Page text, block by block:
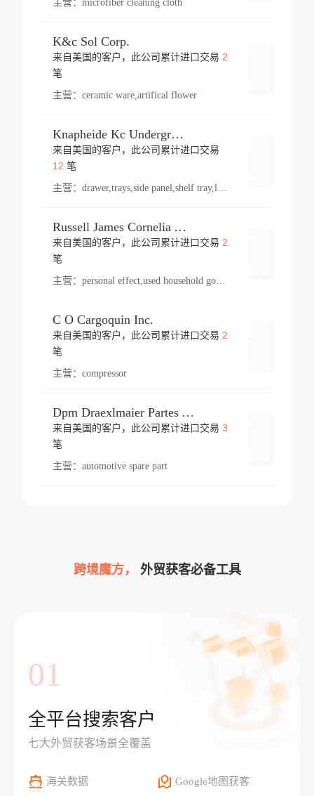
主营： microfiber cleaning cloth
K&c Sol Corp.
来自美国的客户，此公司累计进口交易 2
笔
主营： ceramic ware,artifical flower
Knapheide Kc Underground
来自美国的客户，此公司累计进口交易
12 笔
主营：
Russell James Cornelia Arlington Va
来自美国的客户，此公司累计进口交易 2
笔
主营： personal effect,used household goods
C O Cargoquin Inc.
来自美国的客户，此公司累计进口交易 2
笔
主营： compressor
Dpm Draexlmaier Partes Automotrices Corr Ind Huejotzingo
来自美国的客户，此公司累计进口交易 3
笔
主营： automotive spare part
跨境魔方， 外贸获客必备工具
01
全平台搜索客户
七大外贸获客场景全覆盖
海关数据 Google地图获客